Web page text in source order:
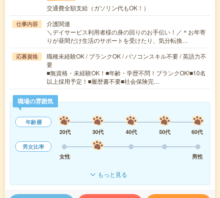
交通費全額支給（ガソリン代もOK！）
仕事内容
介護関連
＼デイサービス利用者様の身の回りのお手伝い！／＊お年寄
りが昼間だけ生活のサポートを受けたり、気分転換…
応募資格
職種未経験OK / ブランクOK / パソコンスキル不要 / 英語力不
要
■無資格・未経験OK！■年齢・学歴不問！ブランクOK!■10名
以上採用予定！■履歴書不要■社会保険完…
職場の雰囲気
年齢層
20代
30代 40代 50代
60代
男女比率
女性
男性
もっと見る